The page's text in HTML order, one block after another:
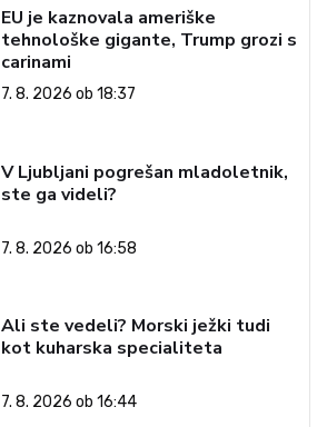
EU je kaznovala ameriške
tehnološke gigante, Trump grozi s
carinami
7. 8. 2026 ob 18:37
V Ljubljani pogrešan mladoletnik,
ste ga videli?
7. 8. 2026 ob 16:58
Ali ste vedeli? Morski ježki tudi
kot kuharska specialiteta
7. 8. 2026 ob 16:44